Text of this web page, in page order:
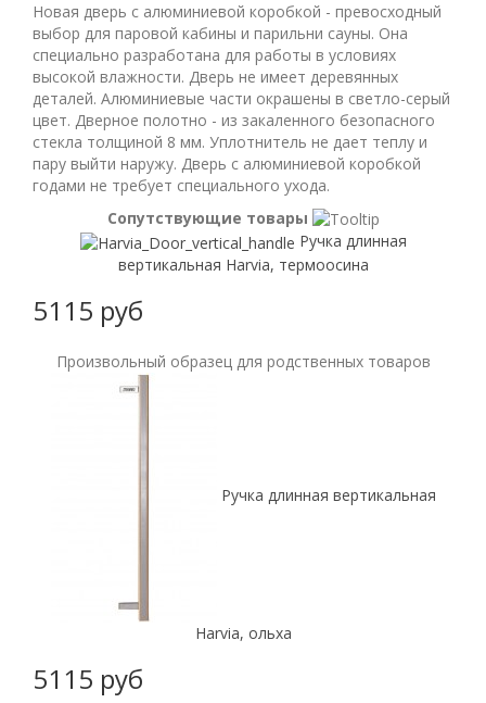
Новая дверь с алюминиевой коробкой - превосходный
выбор для паровой кабины и парильни сауны. Она
специально разработана для работы в условиях
высокой влажности. Дверь не имеет деревянных
деталей. Алюминиевые части окрашены в светло-серый
цвет. Дверное полотно - из закаленного безопасного
стекла толщиной 8 мм. Уплотнитель не дает теплу и
пару выйти наружу. Дверь с алюминиевой коробкой
годами не требует специального ухода.
Сопутствующие товары
Ручка длинная
вертикальная Harvia, термоосина
5115 руб
Произвольный образец для родственных товаров
Ручка длинная вертикальная
Harvia, ольха
5115 руб